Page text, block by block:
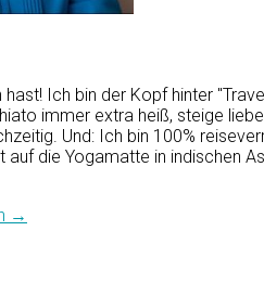
Ich bin der Kopf hinter
immer extra heiß, steige
Und: Ich bin 100%
auf die Yogamatte in indischen
→